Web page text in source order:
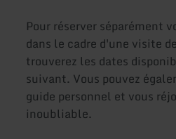
Pour réserver séparément
dans le cadre d'une visite
trouverez les dates
suivant. Vous pouvez
guide personnel et vous
inoubliable.